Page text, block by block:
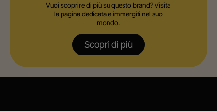
Vuoi scoprire di più su questo brand? Visita
la pagina dedicata e immergiti nel suo
mondo.
Scopri di più